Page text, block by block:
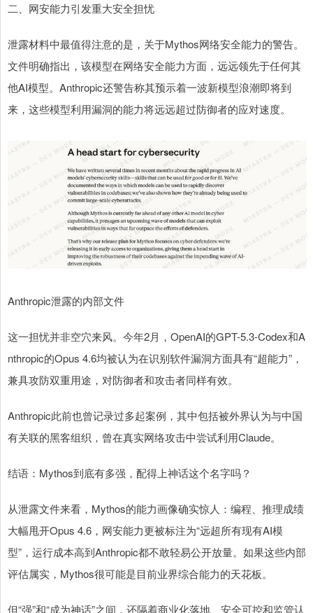
二、网安能力引发重大安全担忧
泄露材料中最值得注意的是，关于Mythos网络安全能力的警告。
文件明确指出，该模型在网络安全能力方面，远远领先于任何其
他AI模型。Anthropic还警告称其预示着一波新模型浪潮即将到
来，这些模型利用漏洞的能力将远远超过防御者的应对速度。
Anthropic泄露的内部文件
这一担忧并非空穴来风。今年2月，OpenAI的GPT-5.3-Codex和A
nthropic的Opus 4.6均被认为在识别软件漏洞方面具有“超能力”，
兼具攻防双重用途，对防御者和攻击者同样有效。
Anthropic此前也曾记录过多起案例，其中包括被外界认为与中国
有关联的黑客组织，曾在真实网络攻击中尝试利用Claude。
结语：Mythos到底有多强，配得上神话这个名字吗？
从泄露文件来看，Mythos的能力画像确实惊人：编程、推理成绩
大幅甩开Opus 4.6，网安能力更被标注为“远超所有现有AI模
型”，运行成本高到Anthropic都不敢轻易公开放量。如果这些内部
评估属实，Mythos很可能是目前业界综合能力的天花板。
但“强”和“成为神话”之间，还隔着商业化落地、安全可控和监管认